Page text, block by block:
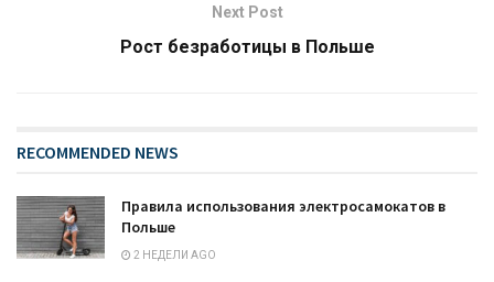
Next Post
Рост безработицы в Польше
RECOMMENDED NEWS
Правила использования электросамокатов в
Польше
2 НЕДЕЛИ AGO